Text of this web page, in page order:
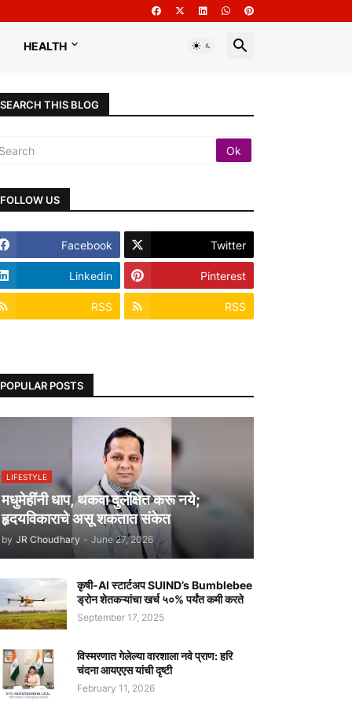
HEALTH
SEARCH THIS BLOG
FOLLOW US
Facebook Twitter
Linkedin Pinterest
RSS RSS
POPULAR POSTS
LIFESTYLE
मधुमेहींनी धाप, थकवा दुर्लक्षित करू नये;
हृदयविकाराचे असू शकतात संकेत
by JR Choudhary - June 27, 2026
कृषी-AI स्टार्टअप SUIND’s Bumblebee
ड्रोन शेतकऱ्यांचा खर्च ५०% पर्यंत कमी करते
September 17, 2025
विस्मरणात गेलेल्या वारशाला नवे प्राण: हरि
चंदना आयएएस यांची दृष्टी
February 11, 2026